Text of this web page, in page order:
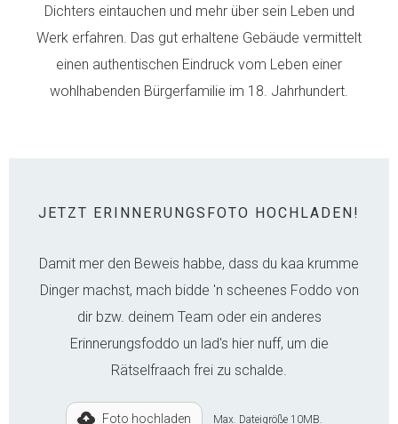
Dichters eintauchen und mehr über sein Leben und
Werk erfahren. Das gut erhaltene Gebäude vermittelt
einen authentischen Eindruck vom Leben einer
wohlhabenden Bürgerfamilie im 18. Jahrhundert.
JETZT ERINNERUNGSFOTO HOCHLADEN!
Damit mer den Beweis habbe, dass du kaa krumme
Dinger machst, mach bidde 'n scheenes Foddo von
dir bzw. deinem Team oder ein anderes
Erinnerungsfoddo un lad's hier nuff, um die
Rätselfraach frei zu schalde.
Foto hochladen Max. Dateigröße 10MB.